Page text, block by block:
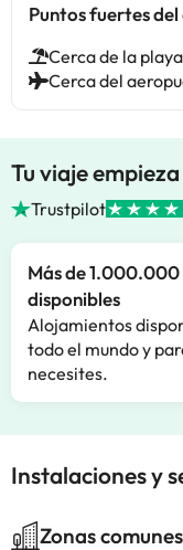
Puntos fuertes
Cerca de la playa
Cerca del
Tu viaje
Trustpilot
Más de
disponibles
Alojamientos
todo el mundo y
necesites.
Instalaciones y
Zonas comunes